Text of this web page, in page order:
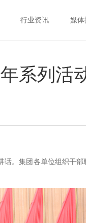
行业资讯 媒体
系列活
。集团各单位组织干